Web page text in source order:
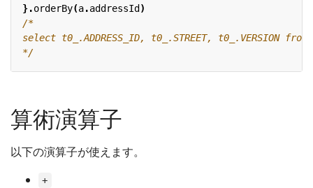
}.orderBy(a.addressId )
*/
算術演算子
以下の演算子が使えます。
+